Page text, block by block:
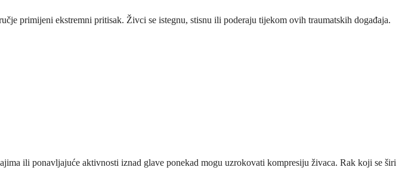
primijeni ekstremni pritisak. Živci se istegnu, stisnu ili poderaju tijekom ovih traumatskih događaja.
ili ponavljajuće aktivnosti iznad glave ponekad mogu uzrokovati kompresiju živaca. Rak koji se širi